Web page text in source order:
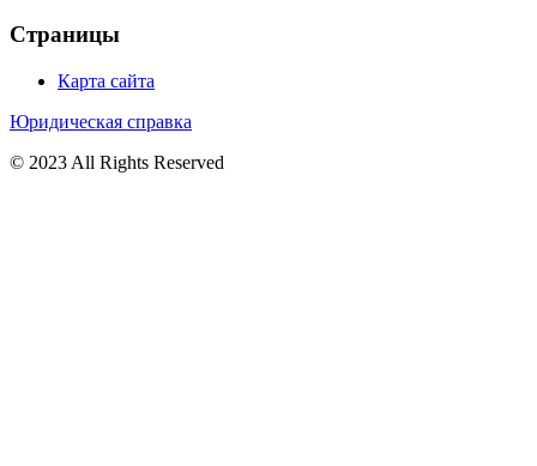
Страницы
Карта сайта
Юридическая справка
© 2023 All Rights Reserved